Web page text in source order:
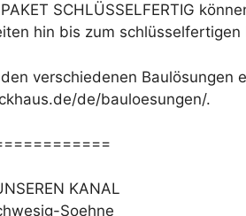
SCHLÜSSELFERTIG
hin bis zum schlüsselfertigen
verschiedenen Baulösungen
de/bauloesungen/.
KANAL
Soehne